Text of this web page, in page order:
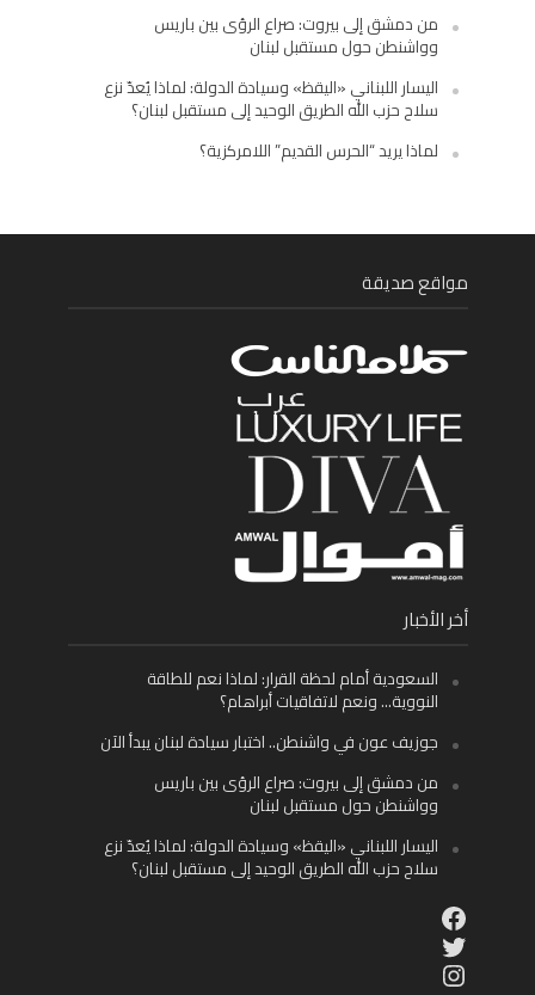
من دمشق إلى بيروت: صراع الرؤى بين باريس
وواشنطن حول مستقبل لبنان
اليسار اللبناني «اليقظ» وسيادة الدولة: لماذا يُعدّ نزع
سلاح حزب الله الطريق الوحيد إلى مستقبل لبنان؟
لماذا يريد “الحرس القديم” اللامركزية؟
مواقع صديقة
أخر الأخبار
السعودية أمام لحظة القرار: لماذا نعم للطاقة
النووية… ونعم لاتفاقيات أبراهام؟
جوزيف عون في واشنطن.. اختبار سيادة لبنان يبدأ الآن
من دمشق إلى بيروت: صراع الرؤى بين باريس
وواشنطن حول مستقبل لبنان
اليسار اللبناني «اليقظ» وسيادة الدولة: لماذا يُعدّ نزع
سلاح حزب الله الطريق الوحيد إلى مستقبل لبنان؟
Facebook
Twitter
Instagram